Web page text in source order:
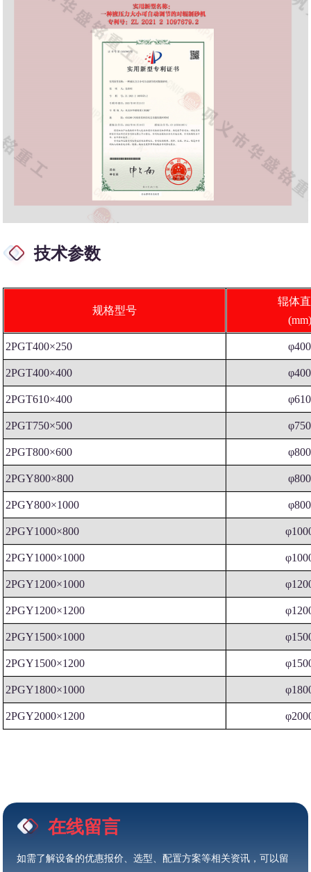
技术参数
规格型号
辊体
(mm)
2PGT400×250 φ400
2PGT400×400 φ400
2PGT610×400 φ610
2PGT750×500 φ750
2PGT800×600 φ800
2PGY800×800 φ800
2PGY800×1000 φ800
2PGY1000×800
2PGY1000×1000
2PGY1200×1000
2PGY1200×1200
2PGY1500×1000
2PGY1500×1200
2PGY1800×1000
2PGY2000×1200
在线留言
如需了解设备的优惠报价、选型、配置方案等相关资讯，可以留